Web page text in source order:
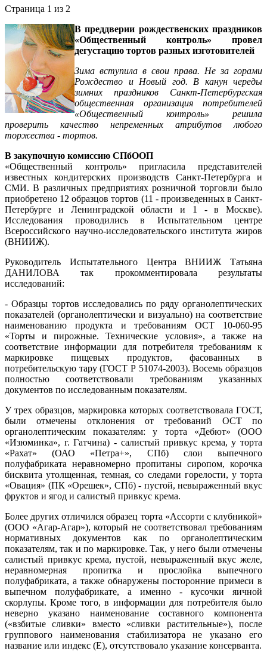
Страница 1 из 2
В преддверии рождественских праздников
«Общественный контроль» провел
дегустацию тортов разных изготовителей
Зима вступила в свои права. Не за горами
Рождество и Новый год. В канун череды
зимних праздников Санкт-Петербургская
общественная организация потребителей
«Общественный контроль» решила
проверить качество непременных атрибутов любого
торжества - тортов.
В закупочную комиссию СПбООП
«Общественный контроль» пригласила представителей
известных кондитерских производств Санкт-Петербурга и
СМИ. В различных предприятиях розничной торговли было
приобретено 12 образцов тортов (11 - произведенных в Санкт-
Петербурге и Ленинградской области и 1 - в Москве).
Исследования проводились в Испытательном центре
Всероссийского научно-исследовательского института жиров
(ВНИИЖ).
Руководитель Испытательного Центра ВНИИЖ Татьяна
ДАНИЛОВА так прокомментировала результаты
исследований:
- Образцы тортов исследовались по ряду органолептических
показателей (органолептически и визуально) на соответствие
наименованию продукта и требованиям ОСТ 10-060-95
«Торты и пирожные. Технические условия», а также на
соответствие информации для потребителя требованиям к
маркировке пищевых продуктов, фасованных в
потребительскую тару (ГОСТ Р 51074-2003). Восемь образцов
полностью соответствовали требованиям указанных
документов по исследованным показателям.
У трех образцов, маркировка которых соответствовала ГОСТ,
были отмечены отклонения от требований ОСТ по
органолептическим показателям: у торта «Дебют» (ООО
«Изюминка», г. Гатчина) - салистый привкус крема, у торта
«Рахат» (ОАО «Петра+», СПб) слои выпечного
полуфабриката неравномерно пропитаны сиропом, корочка
бисквита утолщенная, темная, со следами горелости, у торта
«Овация» (ПК «Орешек», СПб) - пустой, невыраженный вкус
фруктов и ягод и салистый привкус крема.
Более других отличился образец торта «Ассорти с клубникой»
(ООО «Агар-Агар»), который не соответствовал требованиям
нормативных документов как по органолептическим
показателям, так и по маркировке. Так, у него были отмечены
салистый привкус крема, пустой, невыраженный вкус желе,
неравномерная пропитка и прослойка выпечного
полуфабриката, а также обнаружены посторонние примеси в
выпечном полуфабрикате, а именно - кусочки яичной
скорлупы. Кроме того, в информации для потребителя было
неверно указано наименование составного компонента
(«взбитые сливки» вместо «сливки растительные»), после
группового наименования стабилизатора не указано его
название или индекс (Е), отсутствовало указание консерванта.